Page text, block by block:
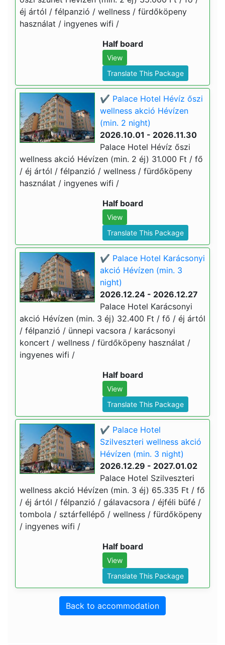
éj ártól / félpanzió / wellness / fürdőköpeny
használat / ingyenes wifi /
Half board
View
Translate This Package
✔️ Palace Hotel Hévíz őszi
wellness akció Hévízen
(min. 2 night)
2026.10.01 - 2026.11.30
Palace Hotel Hévíz őszi
wellness akció Hévízen (min. 2 éj) 31.000 Ft / fő
/ éj ártól / félpanzió / wellness / fürdőköpeny
használat / ingyenes wifi /
Half board
View
Translate This Package
✔️ Palace Hotel Karácsonyi
akció Hévízen (min. 3
night)
2026.12.24 - 2026.12.27
Palace Hotel Karácsonyi
akció Hévízen (min. 3 éj) 32.400 Ft / fő / éj ártól
/ félpanzió / ünnepi vacsora / karácsonyi
koncert / wellness / fürdőköpeny használat /
ingyenes wifi /
Half board
View
Translate This Package
✔️ Palace Hotel
Szilveszteri wellness akció
Hévízen (min. 3 night)
2026.12.29 - 2027.01.02
Palace Hotel Szilveszteri
wellness akció Hévízen (min. 3 éj) 65.335 Ft / fő
/ éj ártól / félpanzió / gálavacsora / éjféli büfé /
tombola / sztárfellépő / wellness / fürdőköpeny
/ ingyenes wifi /
Half board
View
Translate This Package
Back to accommodation